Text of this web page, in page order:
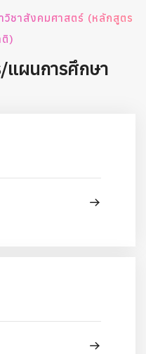
ชาสังคมศาสตร์ (หลักสูตร
ติ)
แผนการศึกษา